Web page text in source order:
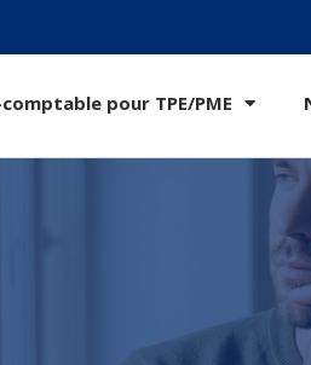
pour TPE/PME